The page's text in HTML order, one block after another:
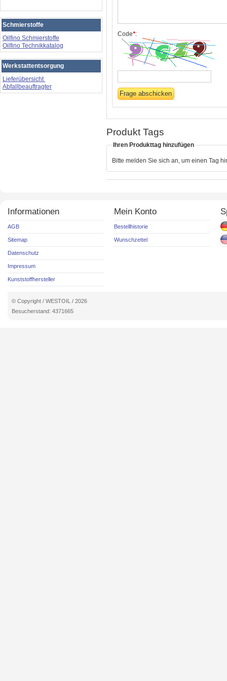
Code*:
Produkt Tags
Ihren Produkttag hinzufügen
Bitte melden Sie sich an, um einen Tag
Schmierstoffe
Oilfino Schmierstoffe
Oilfino Technikkatalog
Werkstattentsorgung
Lieferübersicht
Abfallbeauftragter
Informationen
AGB
Sitemap
Datenschutz
Impressum
Kunststoffhersteller
Mein Konto
Bestellhistorie
Wunschzettel
© Copyright / WESTOIL / 2026
Besucherstand: 4371665